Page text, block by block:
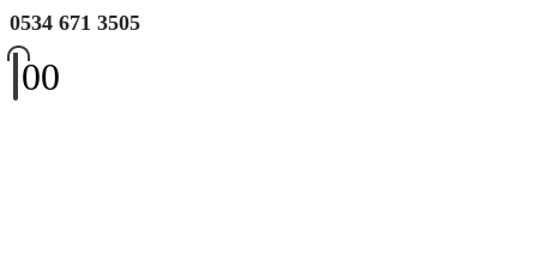
0534 671 3505
00